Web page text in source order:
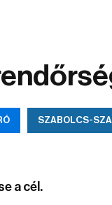
SZABOLCS-
a cél.